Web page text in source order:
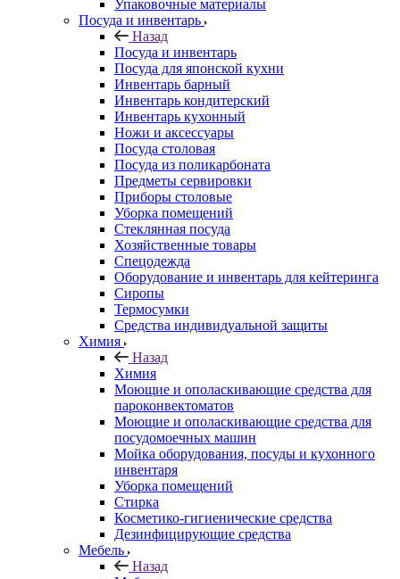
Упаковочные материалы
Посуда и инвентарь
Назад
Посуда и инвентарь
Посуда для японской кухни
Инвентарь барный
Инвентарь кондитерский
Инвентарь кухонный
Ножи и аксессуары
Посуда столовая
Посуда из поликарбоната
Предметы сервировки
Приборы столовые
Уборка помещений
Стеклянная посуда
Хозяйственные товары
Спецодежда
Оборудование и инвентарь для кейтеринга
Сиропы
Термосумки
Средства индивидуальной защиты
Химия
Назад
Химия
Моющие и ополаскивающие средства для
пароконвектоматов
Моющие и ополаскивающие средства для
посудомоечных машин
Мойка оборудования, посуды и кухонного
инвентаря
Уборка помещений
Стирка
Косметико-гигиенические средства
Дезинфицирующие средства
Мебель
Назад